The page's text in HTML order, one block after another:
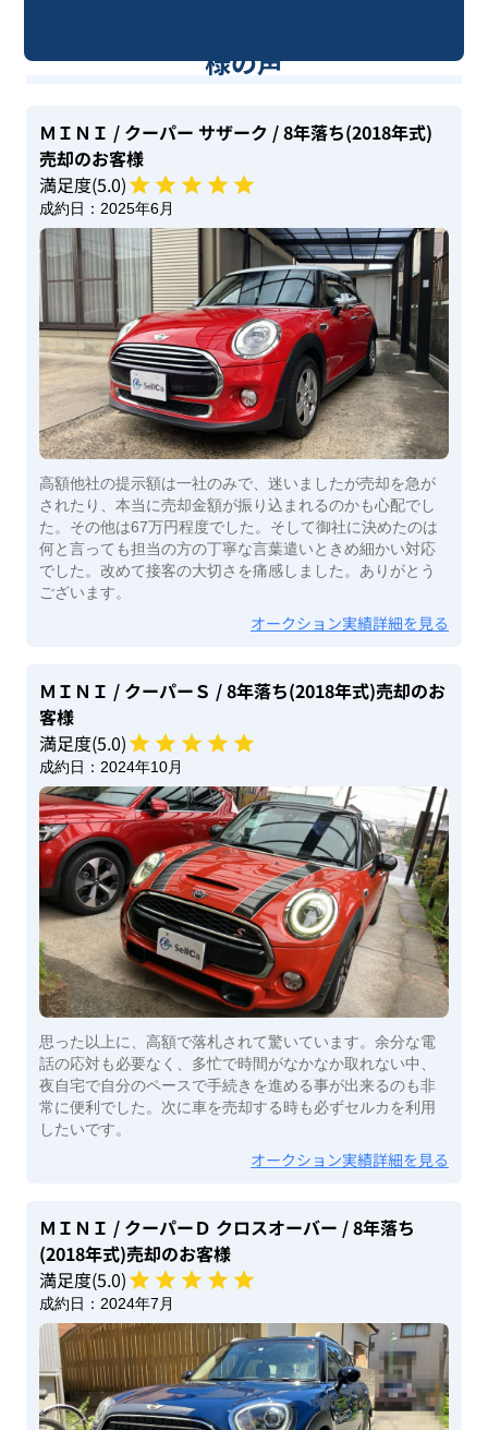
様の声
ＭＩＮＩ / クーパー サザーク / 8年落ち(2018年式)
売却のお客様
満足度(5.0)
成約日： 2025年6月
高額他社の提示額は一社のみで、迷いましたが売却を急が
されたり、本当に売却金額が振り込まれるのかも心配でし
た。その他は67万円程度でした。そして御社に決めたのは
何と言っても担当の方の丁寧な言葉遣いときめ細かい対応
でした。改めて接客の大切さを痛感しました。ありがとう
ございます。
オークション実績詳細を見る
ＭＩＮＩ / クーパーＳ / 8年落ち(2018年式)売却のお
客様
満足度(5.0)
成約日： 2024年10月
思った以上に、高額で落札されて驚いています。余分な電
話の応対も必要なく、多忙で時間がなかなか取れない中、
夜自宅で自分のペースで手続きを進める事が出来るのも非
常に便利でした。次に車を売却する時も必ずセルカを利用
したいです。
オークション実績詳細を見る
ＭＩＮＩ / クーパーＤ クロスオーバー / 8年落ち
(2018年式)売却のお客様
満足度(5.0)
成約日： 2024年7月